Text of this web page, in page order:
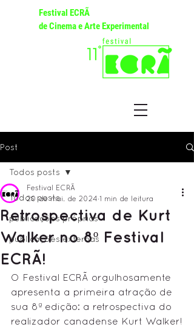
Festival ECRÃ
de Cinema e Arte Experimental
Post
Todos posts
publicações próprias
publicações externas
Todos posts
Retrospectiva de Kurt
Walker no 8º Festival
ECRÃ!
Festival ECRÃ
20 de mai. de 2024 1 min de leitura
O Festival ECRÃ orgulhosamente
apresenta a primeira atração de
sua 8ª edição: a retrospectiva do
realizador canadense Kurt Walker!